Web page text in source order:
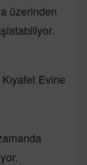
üzerinden
Evine